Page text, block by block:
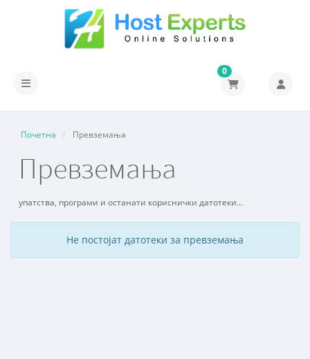
Вклучете ја навигацијата
0
Почетна Превземања
Превземања
упатства, програми и останати кориснички датотеки...
Не постојат датотеки за превземања